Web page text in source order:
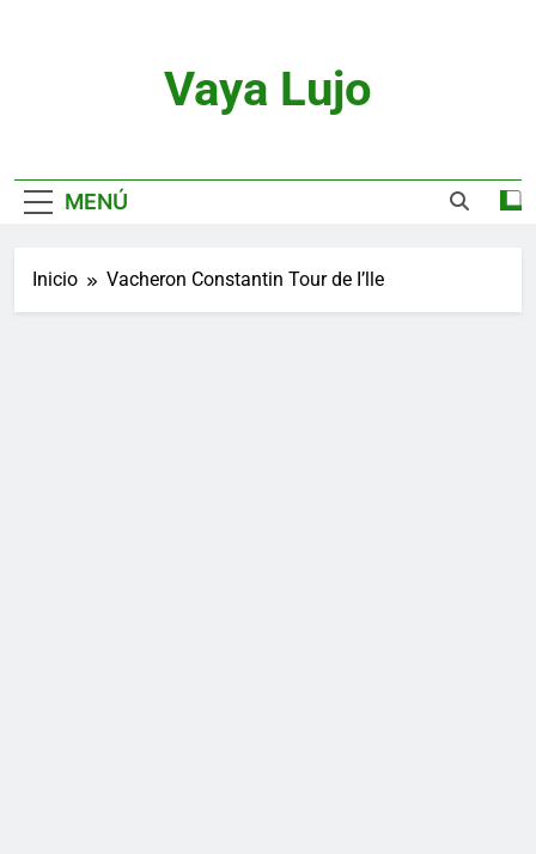
Vaya Lujo
MENÚ
Inicio Vacheron Constantin Tour de I’lle